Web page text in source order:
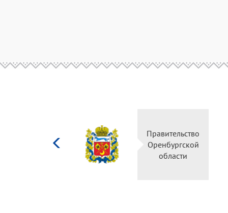
культуры
Российской
Правительство
Оренбургской
области